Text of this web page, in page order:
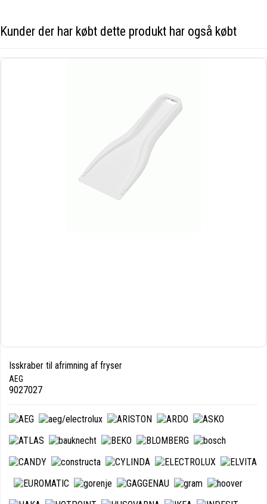
Kunder der har købt dette produkt har også købt
Isskraber til afrimning af fryser
AEG
9027027